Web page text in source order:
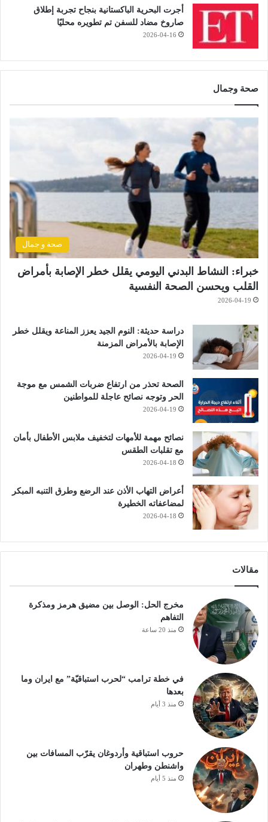
أجرت البحرية الباكستانية بنجاح تجربة إطلاق
صاروخ مضاد للسفن تم تطويره محليًا
2026-04-16
صحة وجمال
صحة و جمال
خبراء: النشاط البدني اليومي يقلل خطر الإصابة بأمراض
القلب ويحسن الصحة النفسية
2026-04-19
دراسة حديثة: النوم الجيد يعزز المناعة ويقلل خطر
الإصابة بالأمراض المزمنة
2026-04-19
الصحة تحذر من ارتفاع ضربات الشمس مع موجة
الحر وتوجه نصائح عاجلة للمواطنين
2026-04-19
نصائح مهمة للأمهات لتخفيف ملابس الأطفال بأمان
مع تقلبات الطقس
2026-04-18
أعراض التهاب الأذن عند الرضع وطرق التنبه المبكر
لمضاعفاته الخطيرة
2026-04-18
مقالات
مخرج الحل: الوصل بين مضيق هرمز ومذكرة
التفاهم
منذ 20 ساعة
في خطة ترامب “لحرب استباقيّة” مع ايران وما
بعدها
منذ 3 أيام
حروب استباقية وأردوغان يقرّب المسافات بين
واشنطن وطهران
منذ 5 أيام